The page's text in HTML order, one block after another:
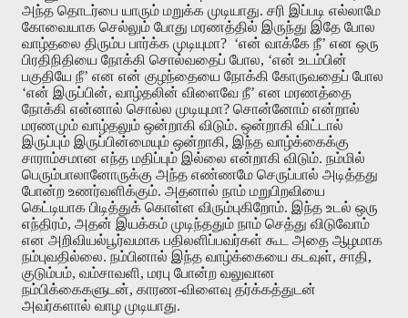
அந்த தொடர்பை யாரும் மறுக்க முடியாது. சரி இப்படி எல்லாமே
கோவையாக செல்லும் போது மரணத்தில் இருந்து இதே போல
வாழ்தலை திரும்ப பார்க்க முடியுமா? ‘என் வாக்கே நீ’ என ஒரு
பிரதிநிதியை நோக்கி சொல்வதைப் போல, ‘என் உடம்பின்
பகுதியே நீ’ என என் குழந்தையை நோக்கி கோருவதைப் போல
‘என் இருப்பின், வாழ்தலின் விளைவே நீ’ என மரணத்தை
நோக்கி என்னால் சொல்ல முடியுமா? சொன்னோம் என்றால்
மரணமும் வாழ்தலும் ஒன்றாகி விடும். ஒன்றாகி விட்டால்
இருப்பும் இருப்பின்மையும் ஒன்றாகி, இந்த வாழ்க்கைக்கு
சாராம்சமான எந்த மதிப்பும் இல்லை என்றாகி விடும். நம்மில்
பெரும்பாலானோருக்கு அந்த எண்ணமே செருப்பால் அடித்தது
போன்ற உணர்வளிக்கும். அதனால் நாம் மறுபிறவியை
கெட்டியாக பிடித்துக் கொள்ள விரும்புகிறோம். இந்த உடல் ஒரு
எந்திரம், அதன் இயக்கம் முடிந்ததும் நாம் செத்து விடுவோம்
என அறிவியல்பூர்வமாக பதிலளிப்பவர்கள் கூட அதை ஆழமாக
நம்புவதில்லை. நம்பினால் இந்த வாழ்க்கையை கடவுள், சாதி,
குடும்பம், வம்சாவளி, மரபு போன்ற வலுவான
நம்பிக்கைகளுடன், காரண-விளைவு தர்க்கத்துடன்
அவர்களால் வாழ முடியாது.